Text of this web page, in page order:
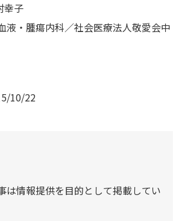
幸子
液・腫瘍内科／社会医療法人敬愛会中
10/22
は情報提供を目的として掲載してい